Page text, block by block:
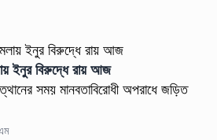
ইনুর বিরুদ্ধে রায় আজ
সময় মানবতাবিরোধী অপরাধে জড়িত